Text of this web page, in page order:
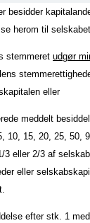
besidder
herom til
stemmeret udgør
eller
meddelt
10, 15, 20, 25, 50,
3 eller 2/3 af
eller
efter stk. 1